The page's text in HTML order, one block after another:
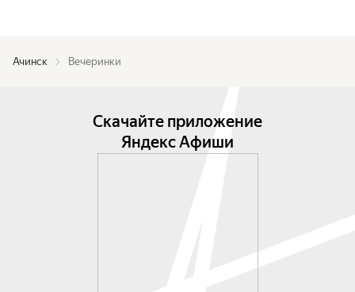
Ачинск Вечеринки
Скачайте приложение
Яндекс Афиши